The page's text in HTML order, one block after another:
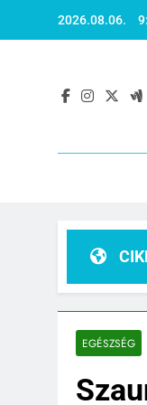
2026.08.06.
több időd maradhat
EGÉSZSÉG